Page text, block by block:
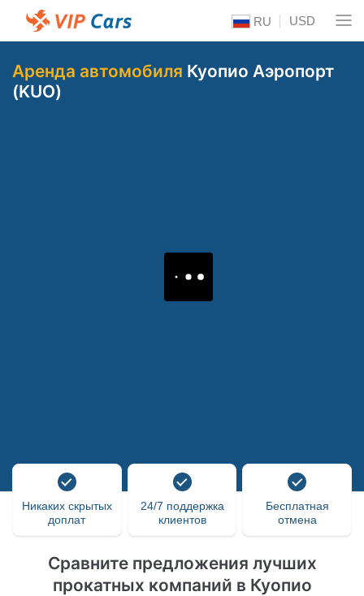
RU USD
Аренда автомобиля Куопио Аэропорт
(KUO)
Никаких скрытых
доплат
24/7 поддержка
клиентов
Бесплатная
отмена
Сравните предложения лучших
прокатных компаний в Куопио